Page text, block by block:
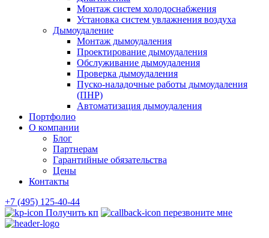
Монтаж систем холодоснабжения
Установка систем увлажнения воздуха
Дымоудаление
Монтаж дымоудаления
Проектирование дымоудаления
Обслуживание дымоудаления
Проверка дымоудаления
Пуско-наладочные работы дымоудаления
(ПНР)
Автоматизация дымоудаления
Портфолио
О компании
Блог
Партнерам
Гарантийные обязательства
Цены
Контакты
+7 (495) 125-40-44
Получить кп
перезвоните мне